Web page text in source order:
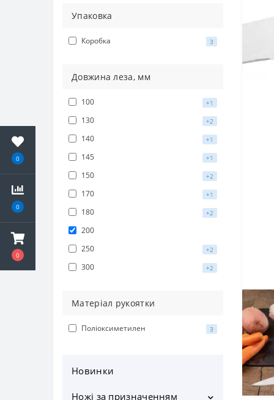
0
0
0
Упаковка
Коробка 3
Довжина леза, мм
100 +1
130 +2
140 +1
145 +1
150 +2
170 +1
180 +2
200
250
+2
300 +2
Матеріал рукоятки
Поліоксиметилен 3
Новинки
Ножі за призначенням